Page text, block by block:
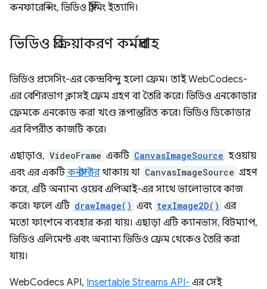
কনফারেন্সিং, ভিডিও স্ট্রিমিং ইত্যাদি।
ভিডিও প্রক্রিয়াকরণ কর্মপ্রবাহ
ভিডিও প্রসেসিং-এর কেন্দ্রবিন্দু হলো ফ্রেম। তাই WebCodecs-
এর বেশিরভাগ ক্লাসই ফ্রেম গ্রহণ বা তৈরি করে। ভিডিও এনকোডার
ফ্রেমকে এনকোড করা খণ্ডে রূপান্তরিত করে। ভিডিও ডিকোডার
এর বিপরীত কাজটি করে।
এছাড়াও, VideoFrame একটি CanvasImageSource হওয়ায়
এবং এর একটিকনস্ট্রাক্টরথাকায় যা CanvasImageSource গ্রহণ
করে, এটি অন্যান্য ওয়েব এপিআই-এর সাথে ভালোভাবে কাজ
করে। ফলে এটি drawImage() এবং texImage2D() এর
মতো ফাংশনে ব্যবহার করা যায়। এছাড়া এটি ক্যানভাস, বিটম্যাপ,
ভিডিও এলিমেন্ট এবং অন্যান্য ভিডিও ফ্রেম থেকেও তৈরি করা
যায়।
WebCodecs API, Insertable Streams API- এর সেই